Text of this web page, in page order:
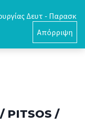
Δευτ - Παρασκ
Απόρριψη
0
PITSOS /